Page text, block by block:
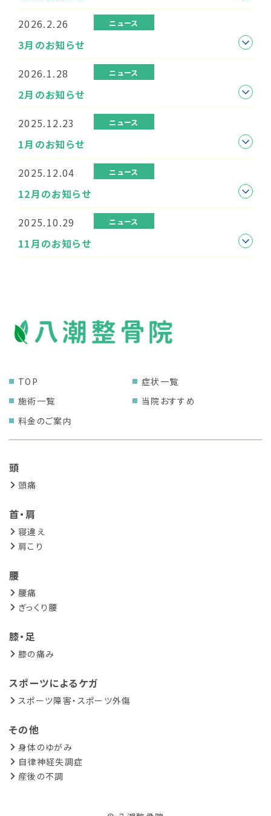
2026.2.26
ニュース
3月のお知らせ
2026.1.28
ニュース
2月のお知らせ
2025.12.23
ニュース
1月のお知らせ
2025.12.04
ニュース
12月のお知らせ
2025.10.29
ニュース
11月のお知らせ
TOP
症状一覧
施術一覧
当院おすすめ
料金のご案内
頭
頭痛
首・肩
寝違え
肩こり
腰
腰痛
ぎっくり腰
膝・足
膝の痛み
スポーツによるケガ
スポーツ障害・スポーツ外傷
その他
身体のゆがみ
自律神経失調症
産後の不調